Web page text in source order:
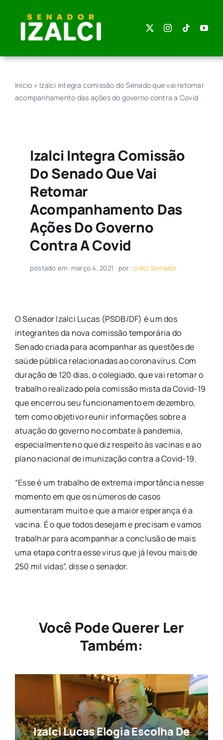
content
Início » Izalci integra comissão do Senado que vai retomar
acompanhamento das ações do governo contra a Covid
Izalci Integra Comissão
Do Senado Que Vai
Retomar
Acompanhamento Das
Ações Do Governo
Contra A Covid
postado em: março 4, 2021 por: Izalci Senador
O Senador Izalci Lucas (PSDB/DF) é um dos
integrantes da nova comissão temporária do
Senado criada para acompanhar as questões de
saúde pública relacionadas ao coronavírus. Com
duração de 120 dias, o colegiado, que vai retomar o
trabalho realizado pela comissão mista da Covid-19
que encerrou seu funcionamento em dezembro,
tem como objetivo reunir informações sobre a
atuação do governo no combate à pandemia,
especialmente no que diz respeito às vacinas e ao
plano nacional de imunização contra a Covid-19.
“Esse é um trabalho de extrema importância nesse
momento em que os números de casos
aumentaram muito e que a maior esperança é a
vacina. É o que todos desejam e precisam e vamos
trabalhar para acompanhar a conclusão de mais
uma etapa contra esse virus que já levou mais de
250 mil vidas”, disse o senador.
Você Pode Querer Ler
Também:
Izalci Lucas Elogia Escolha De